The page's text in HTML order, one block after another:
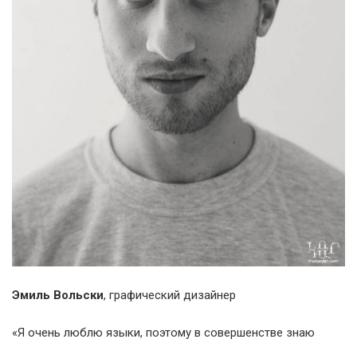
Эмиль Вольски, графический дизайнер
«Я очень люблю языки, поэтому в совершенстве знаю